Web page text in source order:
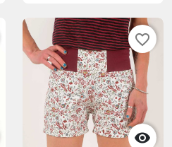

favorite_border